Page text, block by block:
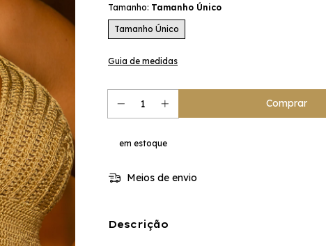
Tamanho: Tamanho Único
Tamanho Único
Guia de medidas
em estoque
Meios de envio
Descrição